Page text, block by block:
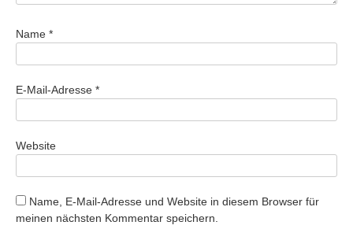
Name *
E-Mail-Adresse *
Website
Name, E-Mail-Adresse und Website in diesem Browser für
meinen nächsten Kommentar speichern.